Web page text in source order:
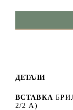
ДЕТАЛИ
ВСТАВКА
2/2 А)